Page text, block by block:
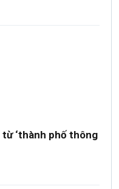
‘thành phố thông